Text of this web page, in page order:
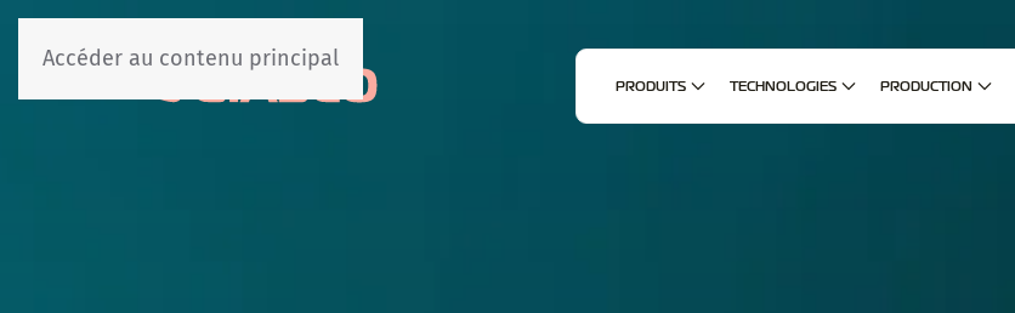
Accéder au contenu principal
PRODUITS TECHNOLOGIES PRODUCTION